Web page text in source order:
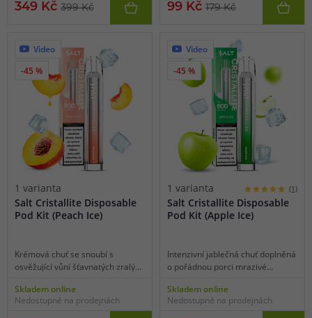
elegantní zpracování, cartridge z
349 Kč 399 Kč
zvýraznění celkové chuti. Tohle
99 Kč 179 Kč
Video
-45 %
1 varianta
Salt Cristallite Disposable
Pod Kit (Peach Ice)
Krémová chuť se snoubí s
osvěžující vůní šťavnatých zralých
ledu. Typická broskvová chuť s
příjemně hladkou krémovitou
Skladem online
Nedostupné na prodejnách
Video
-45 %
1 varianta (1)
Salt Cristallite Disposable
Pod Kit (Apple Ice)
Intenzivní jablečná chuť doplněná
o pořádnou porci mrazivé
smysly. Kyselkavá chuť nabitá
energií, sílou a překypující
Skladem online
Nedostupné na prodejnách